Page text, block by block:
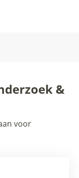
&
voor